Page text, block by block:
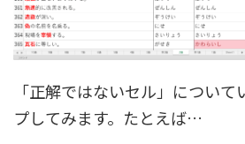
「正解ではないセル」につい
プしてみます。たとえば…